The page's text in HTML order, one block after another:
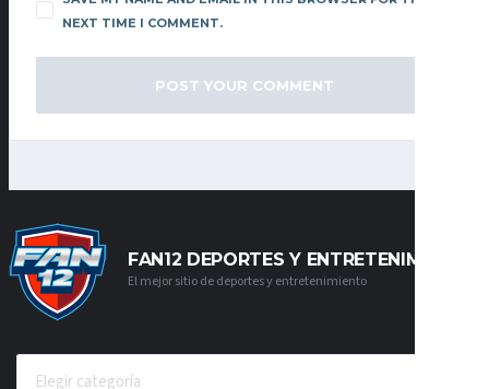
NEXT TIME I COMMENT.
FAN12 DEPORTES Y ENTRETENIMIENTO
El mejor sitio de deportes y entretenimiento